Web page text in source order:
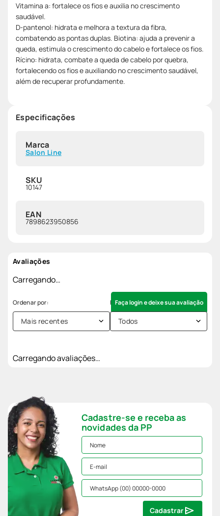
Vitamina a: fortalece os fios e auxilia no crescimento
saudável.
D-pantenol: hidrata e melhora a textura da fibra,
combatendo as pontas duplas. Biotina: ajuda a prevenir a
queda, estimula o crescimento do cabelo e fortalece os fios.
Rícino: hidrata, combate a queda de cabelo por quebra,
fortalecendo os fios e auxiliando no crescimento saudável,
além de recuperar profundamente.
Especificações
Marca
Salon Line
SKU
10147
EAN
7898623950856
Avaliações
Carregando…
Faça login e deixe sua avaliação
Mais recentes Todos
Carregando avaliações…
Cadastre-se e receba as
novidades da PP
Cadastrar